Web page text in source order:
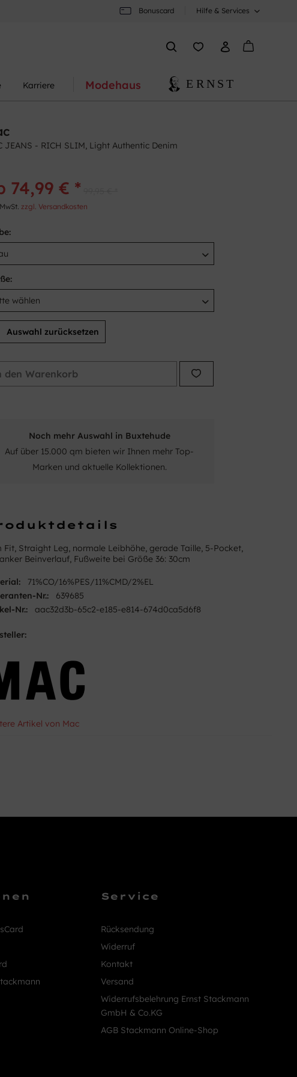
Bonuscard Hilfe & Services
Karriere Modehaus
JEANS - RICH SLIM, Light Authentic Denim
74,99 € *
zzgl. Versandkosten
Auswahl zurücksetzen
den Warenkorb
Noch mehr Auswahl in Buxtehude
Auf über 15.000 qm bieten wir Ihnen mehr Top-
Marken und aktuelle Kollektionen.
Fit, Straight Leg, normale Leibhöhe, gerade Taille, 5-Pocket,
Beinverlauf, Fußweite bei Größe 36: 30cm
71%CO/16%PES/11%CMD/2%EL
Nr.:
639685
Nr.:
aac32d3b-65c2-e185-e814-674d0ca5d6f8
Artikel von Mac
Service
Rücksendung
Widerruf
Kontakt
Versand
Widerrufsbelehrung Ernst Stackmann
GmbH & Co.KG
AGB Stackmann Online-Shop